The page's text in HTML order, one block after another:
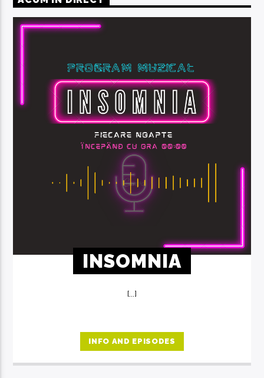
INSOMNIA
[...]
INFO AND EPISODES